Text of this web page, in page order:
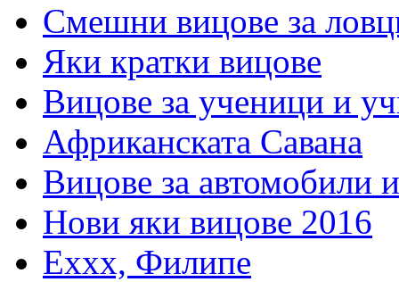
Смешни вицове за
Яки кратки вицове
Вицове за ученици и
Африканската Савана
Вицове за автомобили
Нови яки вицове 2016
Еххх, Филипе